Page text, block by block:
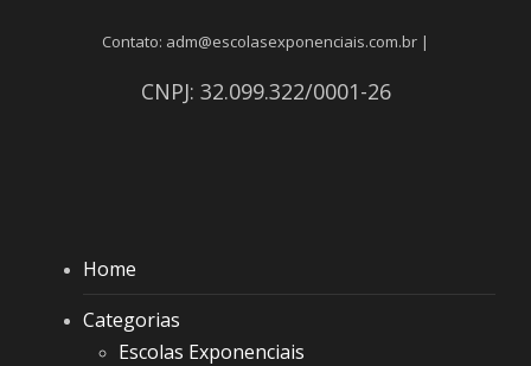
Contato: adm@escolasexponenciais.com.br |
CNPJ: 32.099.322/0001-26
Home
Categorias
Escolas Exponenciais